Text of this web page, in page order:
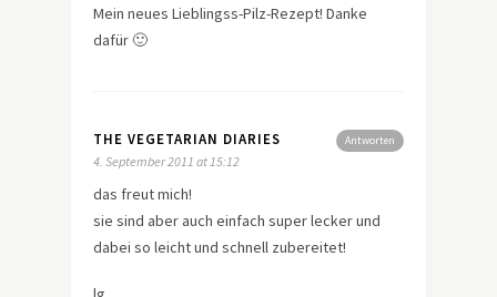
Mein neues Lieblingss-Pilz-Rezept! Danke
dafür 🙂
Antworten
THE VEGETARIAN DIARIES
4. September 2011 at 15:12
das freut mich!
sie sind aber auch einfach super lecker und
dabei so leicht und schnell zubereitet!